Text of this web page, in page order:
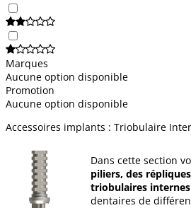
Marques
Aucune option disponible
Promotion
Aucune option disponible
Accessoires implants : Triobulaire
Dans cette section
piliers, des
triobulaires internes
dentaires de